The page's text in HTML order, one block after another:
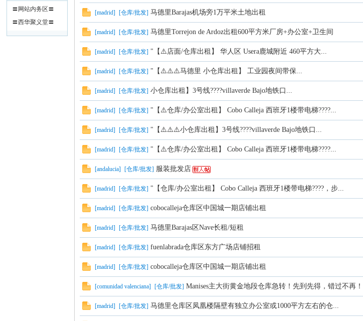
〓网站内务区〓
〓西华聚义堂〓
[madrid] [仓库/批发] 马德里Barajas机场旁1万平米土地出租
[madrid] [仓库/批发] 马德里Torrejon de Ardoz出租600平方米厂房+办公室+卫生间
[madrid] [仓库/批发] "【⚠️店面/仓库出租】 华人区 Usera鹿城附近 460平方大...
[madrid] [仓库/批发] "【⚠️⚠️⚠️马德里 小仓库出租】 工业园夜间带保...
[madrid] [仓库/批发] 小仓库出租】3号线????villaverde Bajo地铁口...
[madrid] [仓库/批发] "【⚠️仓库/办公室出租】 Cobo Calleja 西班牙1楼带电梯????...
[madrid] [仓库/批发] "【⚠️⚠️⚠️小仓库出租】3号线????villaverde Bajo地铁口...
[madrid] [仓库/批发] "【⚠️仓库/办公室出租】 Cobo Calleja 西班牙1楼带电梯????...
[andalucia] [仓库/批发] 服装批发店
[madrid] [仓库/批发] "【仓库/办公室出租】 Cobo Calleja 西班牙1楼带电梯????，步...
[madrid] [仓库/批发] cobocalleja仓库区中国城一期店铺出租
[madrid] [仓库/批发] 马德里Barajas区Nave长租/短租
[madrid] [仓库/批发] fuenlabrada仓库区东方广场店铺招租
[madrid] [仓库/批发] cobocalleja仓库区中国城一期店铺出租
[comunidad valenciana] [仓库/批发] Manises主大街黄金地段仓库急转！先到先得，错过不再！
[madrid] [仓库/批发] 马德里仓库区凤凰楼隔壁有独立办公室或1000平方左右的仓...